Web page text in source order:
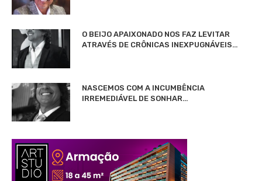
O BEIJO APAIXONADO NOS FAZ LEVITAR
ATRAVÉS DE CRÔNICAS INEXPUGNÁVEIS…
NASCEMOS COM A INCUMBÊNCIA
IRREMEDIÁVEL DE SONHAR…